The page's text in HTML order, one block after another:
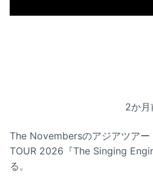
2か月
The Novembersのアジアツア
TOUR 2026『The Singing
る。